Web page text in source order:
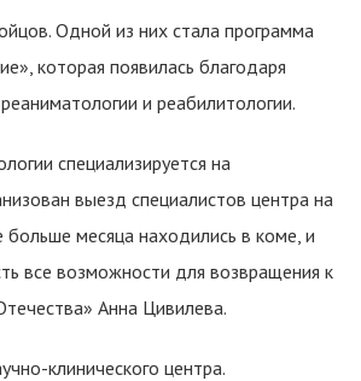
Одной из них стала программа
которая появилась благодаря
и реабилитологии.
специализируется на
выезд специалистов центра на
месяца находились в коме, и
все возможности для возвращения к
Анна Цивилева.
клинического центра.